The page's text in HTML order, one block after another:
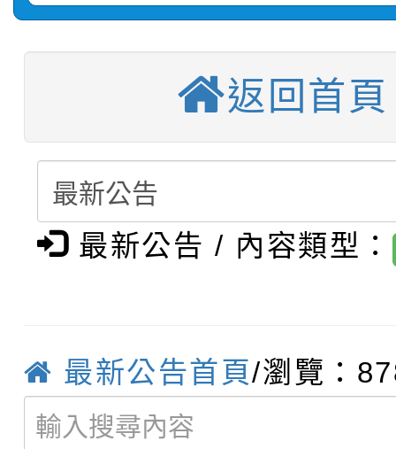
結果(第3招)
學年度第1學期第9次
【甄選結果(第12招)】
結果(第12招)
賽及師生本土語及新住
賽實施要點
轉知：「桃園市115學
比賽實施要點」
轉知：「115年金融知
轉知臺中市政府政風處
畫影片一案
劇比賽實施要點」及修
表
轉知：桃園市115年度
敬師藝文競賽』實施計
【甄選結果(第11招)】
返回首頁
最新公告 / 內容類型：
最新公告首頁/瀏覽：